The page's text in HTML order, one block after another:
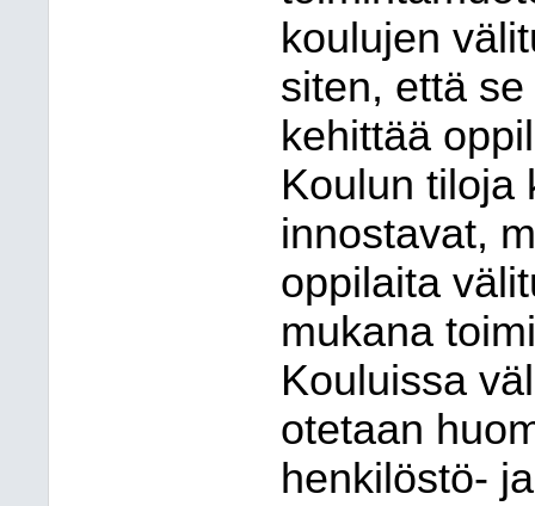
koulujen
siten, että
kehittää
Koulun tiloja
innostavat,
oppilaita
mukana
Kouluissa
otetaan
henkilöstö-